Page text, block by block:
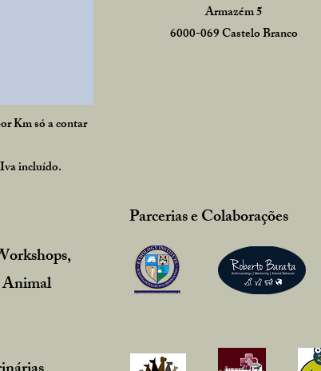
Armazém5
6000-069 Castelo Branco
Km só a contar
incluído.
Parcerias e Colaborações